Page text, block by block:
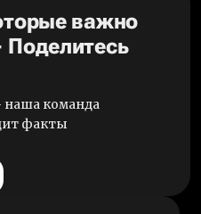
важно
наша команда
факты